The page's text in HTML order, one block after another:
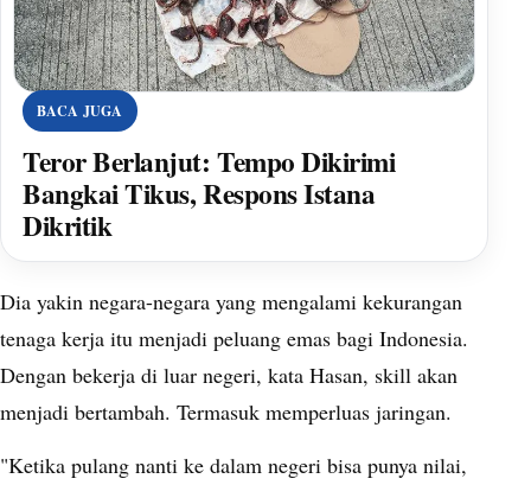
BACA JUGA
Teror Berlanjut: Tempo Dikirimi
Bangkai Tikus, Respons Istana
Dikritik
Dia yakin negara-negara yang mengalami kekurangan
tenaga kerja itu menjadi peluang emas bagi Indonesia.
Dengan bekerja di luar negeri, kata Hasan, skill akan
menjadi bertambah. Termasuk memperluas jaringan.
"Ketika pulang nanti ke dalam negeri bisa punya nilai,